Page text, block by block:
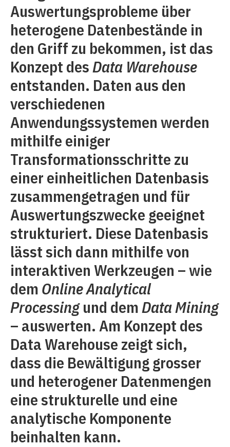
Auswertungsprobleme über
heterogene Datenbestände in
den Griff zu bekommen, ist das
Konzept desData Warehouse
entstanden. Daten aus den
verschiedenen
Anwendungssystemen werden
mithilfe einiger
Transformationsschritte zu
einer einheitlichen Datenbasis
zusammengetragen und für
Auswertungszwecke geeignet
strukturiert. Diese Datenbasis
lässt sich dann mithilfe von
interaktiven Werkzeugen – wie
dem Online Analytical
Processingund demData Mining
– auswerten. Am Konzept des
Data Warehouse zeigt sich,
dass die Bewältigung grosser
und heterogener Datenmengen
eine strukturelle und eine
analytische Komponente
beinhalten kann.